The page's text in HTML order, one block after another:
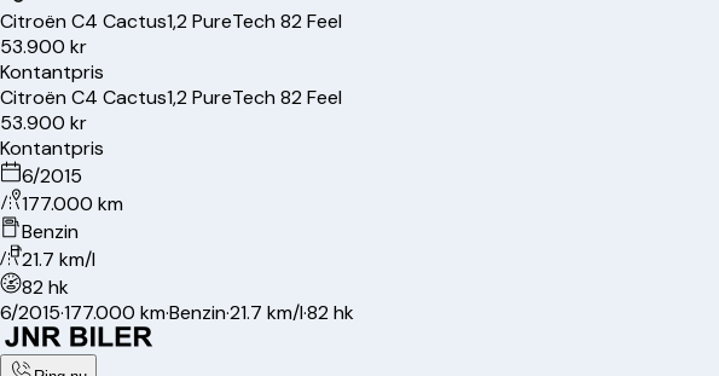
CitroënC4 Cactus1,2 PureTech 82 Feel
53.900 kr
Kontantpris
CitroënC4 Cactus1,2 PureTech 82 Feel
53.900 kr
Kontantpris
6/2015
177.000 km
Benzin
21.7 km/l
82 hk
6/2015·177.000 km·Benzin·21.7 km/l·82 hk